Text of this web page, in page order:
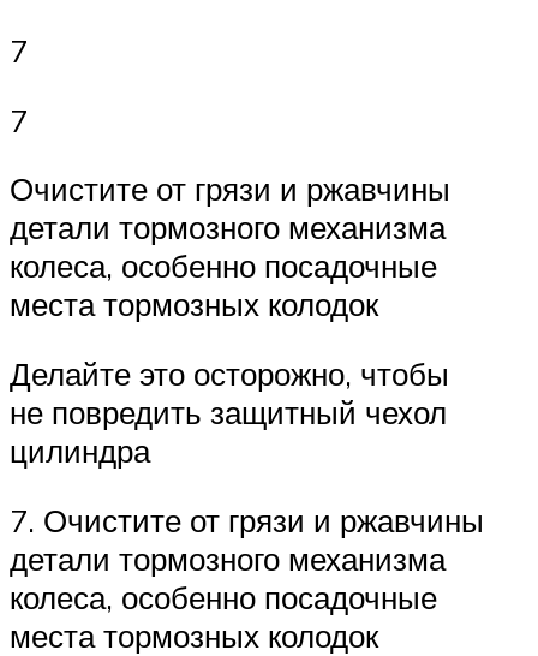
7
7
Очистите от грязи и ржавчины
детали тормозного механизма
колеса, особенно посадочные
места тормозных колодок
Делайте это осторожно, чтобы
не повредить защитный чехол
цилиндра
7. Очистите от грязи и ржавчины
детали тормозного механизма
колеса, особенно посадочные
места тормозных колодок